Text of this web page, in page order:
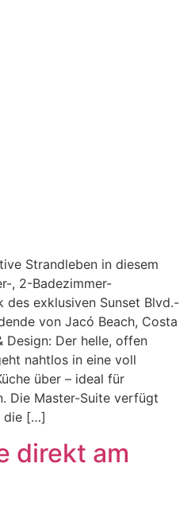
Strandleben in diesem
, 2-Badezimmer-
des exklusiven Sunset Blvd.-
von Jacó Beach, Costa
Design: Der helle, offen
nahtlos in eine voll
über – ideal für
Die Master-Suite verfügt
die […]
direkt am